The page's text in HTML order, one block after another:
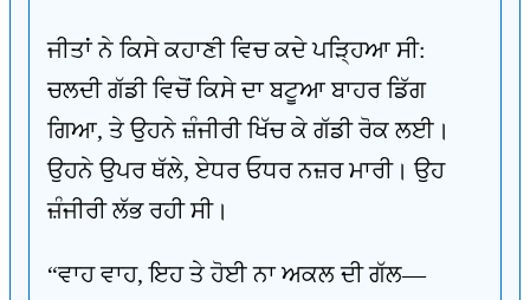
ਜੀਤਾਂ ਨੇ ਕਿਸੇ ਕਹਾਣੀ ਵਿਚ ਕਦੇ ਪੜ੍ਹਿਆ ਸੀ:
ਚਲਦੀ ਗੱਡੀ ਵਿਚੋਂ ਕਿਸੇ ਦਾ ਬਟੂਆ ਬਾਹਰ ਡਿੱਗ
ਗਿਆ, ਤੇ ਉਹਨੇ ਜ਼ੰਜੀਰੀ ਖਿੱਚ ਕੇ ਗੱਡੀ ਰੋਕ ਲਈ।
ਉਹਨੇ ਉਪਰ ਥੱਲੇ, ਏਧਰ ਓਧਰ ਨਜ਼ਰ ਮਾਰੀ। ਉਹ
ਜ਼ੰਜੀਰੀ ਲੱਭ ਰਹੀ ਸੀ।
“ਵਾਹ ਵਾਹ, ਇਹ ਤੇ ਹੋਈ ਨਾ ਅਕਲ ਦੀ ਗੱਲ—